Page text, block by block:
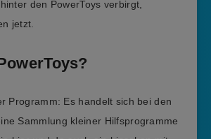
den PowerToys verbirgt,
jetzt.
Programm: Es handelt sich bei den
Sammlung kleiner Hilfsprogramme